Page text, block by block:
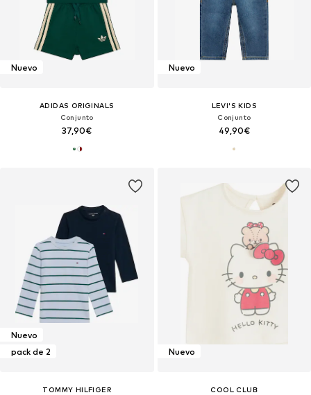
Nuevo
ADIDAS ORIGINALS
Conjunto
37,90€
Nuevo
LEVI'S KIDS
Conjunto
49,90€
Nuevo
pack de 2
TOMMY HILFIGER
Nuevo
COOL CLUB